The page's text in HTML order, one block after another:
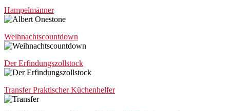
Hampelmänner
Weihnachtscountdown
Der Erfindungszollstock
Transfer Praktischer Küchenhelfer